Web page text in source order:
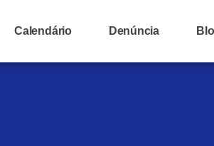
Calendário Denúncia